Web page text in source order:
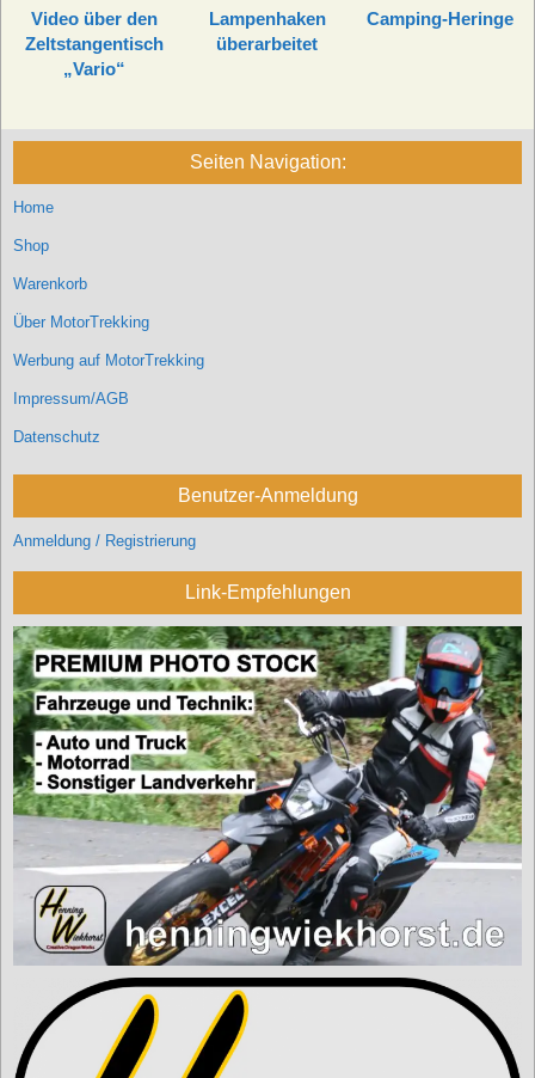
Video über den
Zeltstangentisch
„Vario“
Lampenhaken
überarbeitet
Camping-Heringe
Seiten Navigation:
Home
Shop
Warenkorb
Über MotorTrekking
Werbung auf MotorTrekking
Impressum/AGB
Datenschutz
Benutzer-Anmeldung
Anmeldung / Registrierung
Link-Empfehlungen